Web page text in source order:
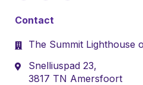
Contact
The Summit Lighthouse
Snelliuspad 23,
3817 TN Amersfoort